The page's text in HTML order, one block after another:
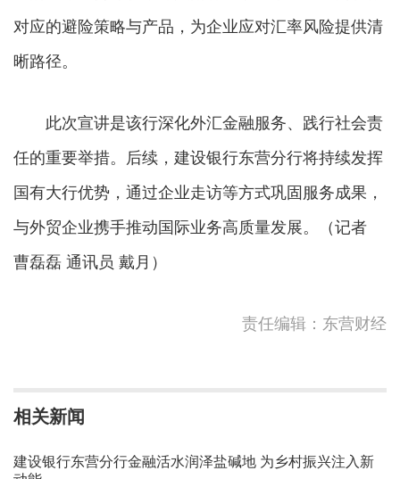
对应的避险策略与产品，为企业应对汇率风险提供清
晰路径。
此次宣讲是该行深化外汇金融服务、践行社会责
任的重要举措。后续，建设银行东营分行将持续发挥
国有大行优势，通过企业走访等方式巩固服务成果，
与外贸企业携手推动国际业务高质量发展。（记者
曹磊磊 通讯员 戴月）
责任编辑：东营财经
相关新闻
建设银行东营分行金融活水润泽盐碱地 为乡村振兴注入新